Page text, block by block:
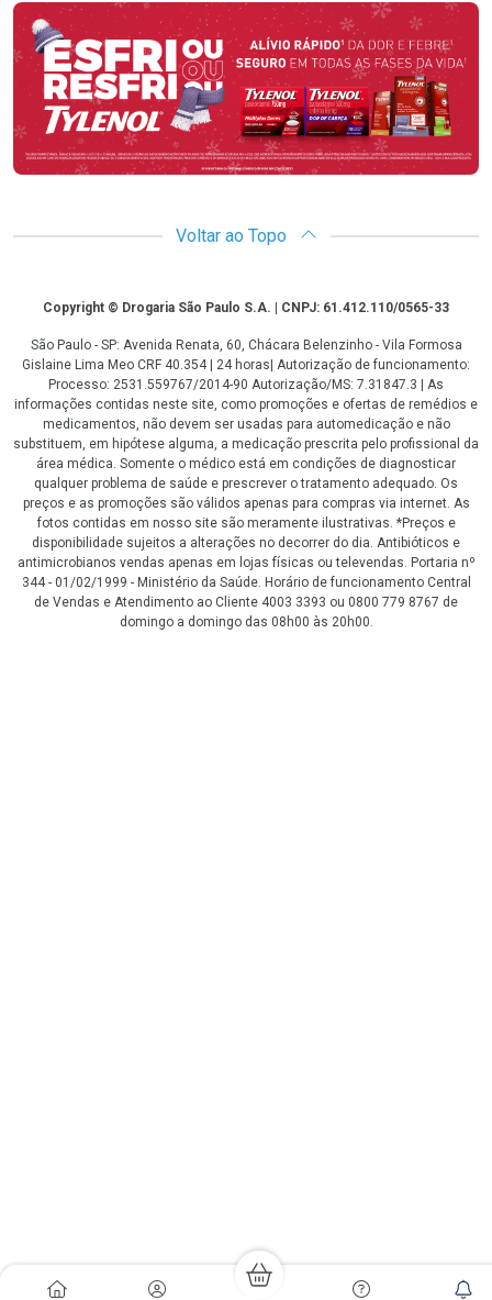
Promoção em Destaque
Voltar ao Topo
CopyrightCopyright © Drogaria São Paulo S.A. | CNPJ: 61.412.110/0565-33
São Paulo - SP: Avenida Renata, 60, Chácara Belenzinho - Vila Formosa
Gislaine Lima Meo CRF 40.354 | 24 horas| Autorização de funcionamento:
Processo: 2531.559767/2014-90 Autorização/MS: 7.31847.3 | As
informações contidas neste site, como promoções e ofertas de remédios e
medicamentos, não devem ser usadas para automedicação e não
substituem, em hipótese alguma, a medicação prescrita pelo profissional da
área médica. Somente o médico está em condições de diagnosticar
qualquer problema de saúde e prescrever o tratamento adequado. Os
preços e as promoções são válidos apenas para compras via internet. As
fotos contidas em nosso site são meramente ilustrativas. *Preços e
disponibilidade sujeitos a alterações no decorrer do dia. Antibióticos e
antimicrobianos vendas apenas em lojas físicas ou televendas. Portaria nº
344 - 01/02/1999 - Ministério da Saúde. Horário de funcionamento Central
de Vendas e Atendimento ao Cliente 4003 3393 ou 0800 779 8767 de
domingo a domingo das 08h00 às 20h00.